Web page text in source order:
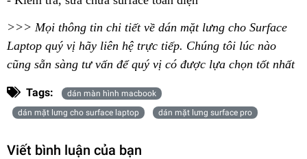
>>> Mọi thông tin chi tiết về dán mặt lưng cho Surface
Laptop quý vị hãy liên hệ trực tiếp. Chúng tôi lúc nào
cũng sẵn sàng tư vấn để quý vị có được lựa chọn tốt nhất
Tags:
dán màn hình macbook
dán mặt lưng cho surface laptop
dán mặt lưng surface pro
Viết bình luận của bạn